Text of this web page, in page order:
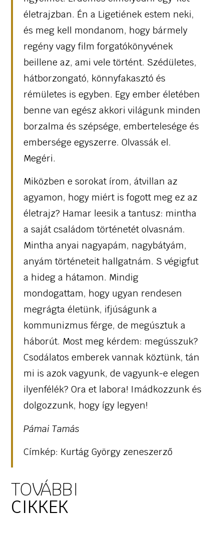
életrajzban. Én a Ligetiének estem neki,
és meg kell mondanom, hogy bármely
regény vagy film forgatókönyvének
beillene az, ami vele történt. Szédületes,
hátborzongató, könnyfakasztó és
rémületes is egyben. Egy ember életében
benne van egész akkori világunk minden
borzalma és szépsége, embertelesége és
embersége egyszerre. Olvassák el.
Megéri.
Miközben e sorokat írom, átvillan az
agyamon, hogy miért is fogott meg ez az
életrajz? Hamar leesik a tantusz: mintha
a saját családom történetét olvasnám.
Mintha anyai nagyapám, nagybátyám,
anyám történeteit hallgatnám. S végigfut
a hideg a hátamon. Mindig
mondogattam, hogy ugyan rendesen
megrágta életünk, ifjúságunk a
kommunizmus férge, de megúsztuk a
háborút. Most meg kérdem: megússzuk?
Csodálatos emberek vannak köztünk, tán
mi is azok vagyunk, de vagyunk-e elegen
ilyenfélék? Ora et labora! Imádkozzunk és
dolgozzunk, hogy így legyen!
Pámai Tamás
Címkép: Kurtág György zeneszerző
TOVÁBBI
CIKKEK